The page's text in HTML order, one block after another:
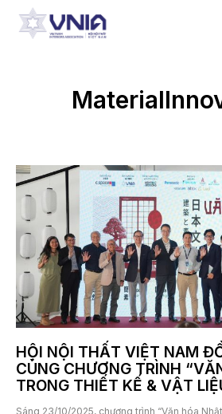
HỘI NỘI THẤT VIỆT NAM
CÙNG CHƯƠNG TRÌNH
TRONG THIẾT KẾ & VẬT
Sáng 23/10/2025, chương trình “Văn hóa